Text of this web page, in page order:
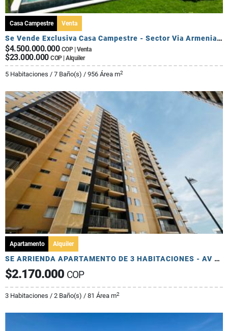
Casa Campestre Venta
Se Vende Exclusiva Casa Campestre - Sector Via Armenia Calarca
$4.500.000.000 COP | Venta
$23.000.000 COP | Alquiler
5 Habitaciones / 7 Baño(s) / 956 Área m2
Apartamento Alquiler
SE ARRIENDA APARTAMENTO DE 3 HABITACIONES - AV 19 NORTE
$2.170.000 COP
3 Habitaciones / 2 Baño(s) / 81 Área m2